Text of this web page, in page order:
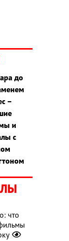
до
–
и
с
что